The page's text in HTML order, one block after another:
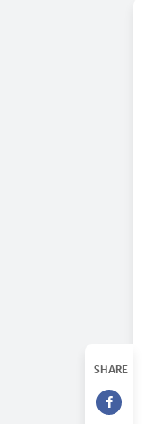
SHARE